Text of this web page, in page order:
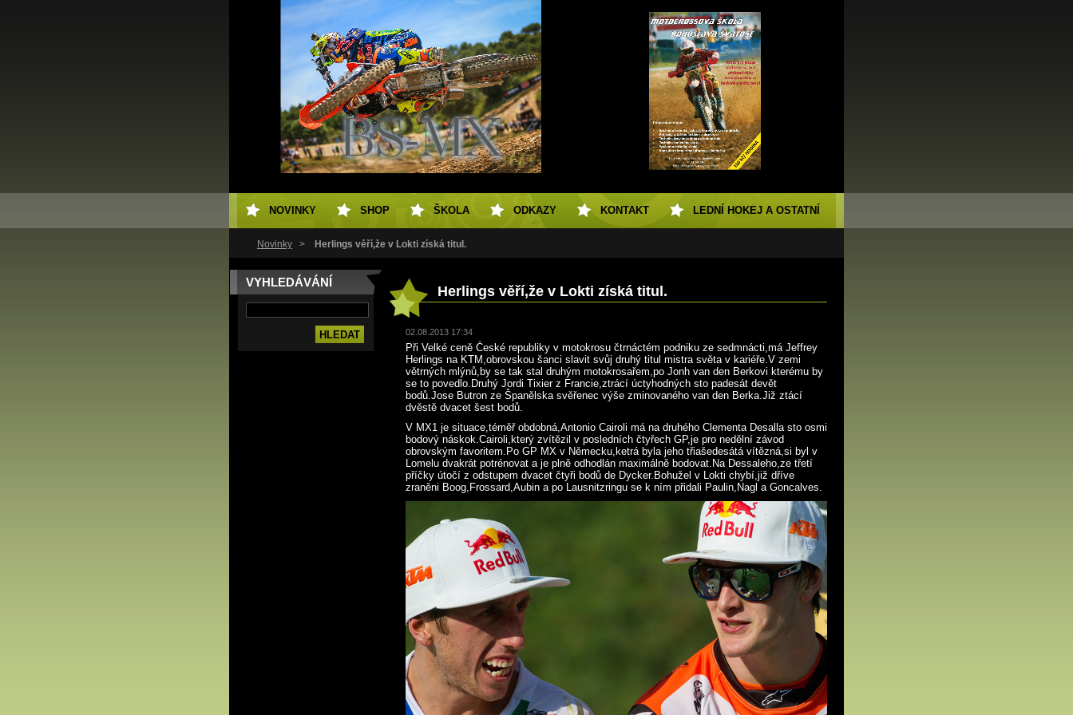
Novinky > Herlings věří,že v Lokti získá titul.
VYHLEDÁVÁNÍ
Herlings věří,že v Lokti získá titul.
02.08.2013 17:34
Při Velké ceně České republiky v motokrosu čtrnáctém podniku ze sedmnácti,má Jeffrey
Herlings na KTM,obrovskou šanci slavit svůj druhý titul mistra světa v kariéře.V zemi
větrných mlýnů,by se tak stal druhým motokrosařem,po Jonh van den Berkovi kterému by
se to povedlo.Druhý Jordi Tixier z Francie,ztrácí úctyhodných sto padesát devět
bodů.Jose Butron ze Španělska svěřenec výše zminovaného van den Berka.Již ztácí
dvěstě dvacet šest bodů.
V MX1 je situace,téměř obdobná,Antonio Cairoli má na druhého Clementa Desalla sto osmi
bodový náskok.Cairoli,který zvítězil v posledních čtyřech GP,je pro nedělní závod
obrovským favoritem.Po GP MX v Německu,ketrá byla jeho třiašedesátá vítězná,si byl v
Lomelu dvakrát potrénovat a je plně odhodlán maximálně bodovat.Na Dessaleho,ze třetí
příčky útočí z odstupem dvacet čtyři bodů de Dycker.Bohužel v Lokti chybí,již dříve
zraněni Boog,Frossard,Aubin a po Lausnitzringu se k ním přidali Paulin,Nagl a Goncalves.
NOVINKY SHOP ŠKOLA ODKAZY KONTAKT LEDNÍ HOKEJ A OSTATNÍ